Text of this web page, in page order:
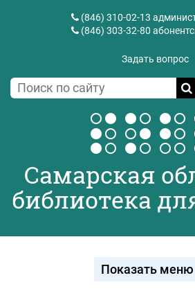
(846) 310-02-13
(846) 303-32-80
Задать вопрос
Самарская
библиотека
Показать меню